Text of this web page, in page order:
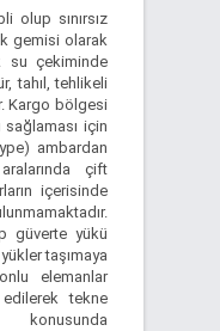
olup sınırsız
gemisi olarak
su çekiminde
tahıl, tehlikeli
Kargo bölgesi
sağlaması için
ambardan
çift
içerisinde
güverte yükü
taşımaya
elemanlar
tekne
konusunda